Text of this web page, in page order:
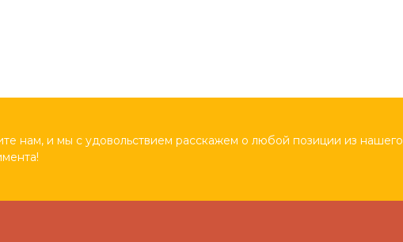
нам, и мы с удовольствием расскажем о любой позиции из нашего